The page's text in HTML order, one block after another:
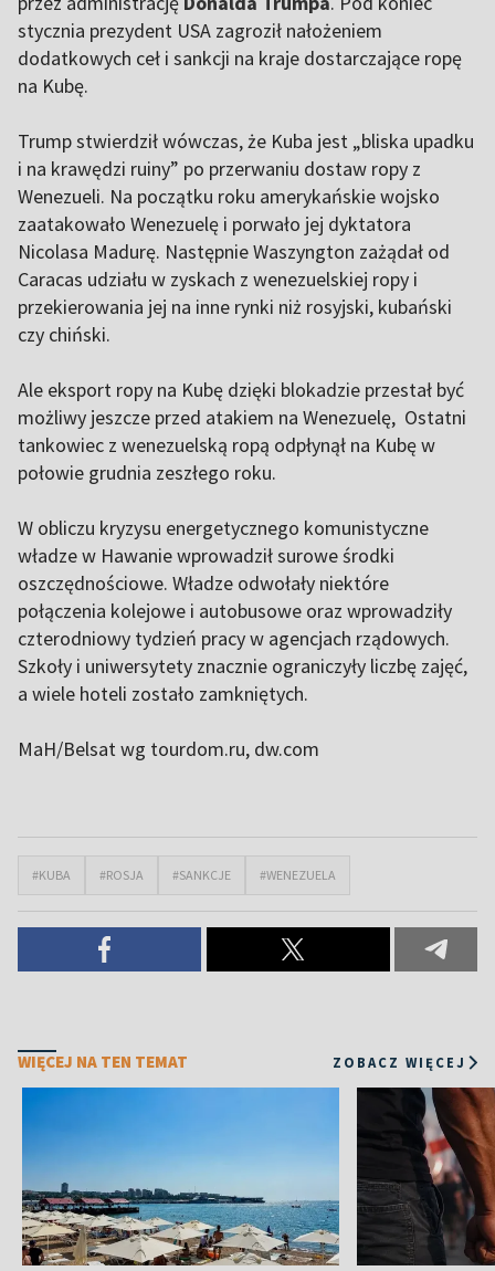
stycznia prezydent USA zagroził nałożeniem
dodatkowych ceł i sankcji na kraje dostarczające ropę
na Kubę.
Trump stwierdził wówczas, że Kuba jest „bliska upadku
i na krawędzi ruiny” po przerwaniu dostaw ropy z
Wenezueli. Na początku roku amerykańskie wojsko
zaatakowało Wenezuelę i porwało jej dyktatora
Nicolasa Madurę. Następnie Waszyngton zażądał od
Caracas udziału w zyskach z wenezuelskiej ropy i
przekierowania jej na inne rynki niż rosyjski, kubański
czy chiński.
Ale eksport ropy na Kubę dzięki blokadzie przestał być
możliwy jeszcze przed atakiem na Wenezuelę, Ostatni
tankowiec z wenezuelską ropą odpłynął na Kubę w
połowie grudnia zeszłego roku.
W obliczu kryzysu energetycznego komunistyczne
władze w Hawanie wprowadził surowe środki
oszczędnościowe. Władze odwołały niektóre
połączenia kolejowe i autobusowe oraz wprowadziły
czterodniowy tydzień pracy w agencjach rządowych.
Szkoły i uniwersytety znacznie ograniczyły liczbę zajęć,
a wiele hoteli zostało zamkniętych.
MaH/Belsat wg tourdom.ru, dw.com
#KUBA #ROSJA #SANKCJE #WENEZUELA
WIĘCEJ NA TEN TEMAT ZOBACZ WIĘCEJ